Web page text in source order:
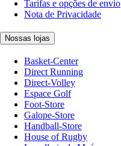
Tarifas e opções de envio
Nota de Privacidade
Nossas lojas
Basket-Center
Direct Running
Direct-Volley
Espace Golf
Foot-Store
Galope-Store
Handball-Store
House of Rugby